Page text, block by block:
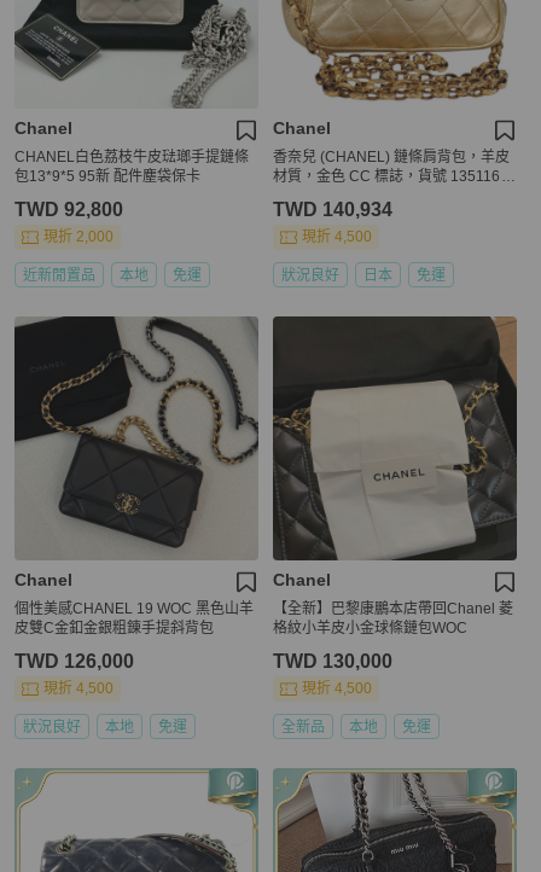
Chanel
CHANEL白色荔枝牛皮琺瑯手提鏈條
包13*9*5 95新 配件塵袋保卡
TWD 92,800
現折 2,000
近新閒置品 本地 免運
Chanel
香奈兒 (CHANEL) 鏈條肩背包，羊皮
材質，金色 CC 標誌，貨號 135116S
TWD 140,934
現折 4,500
狀況良好 日本 免運
Chanel
個性美感CHANEL 19 WOC 黑色山羊
皮雙C金釦金銀粗錬手提斜背包
TWD 126,000
現折 4,500
狀況良好 本地 免運
Chanel
【全新】巴黎康鵬本店帶回Chanel 菱
格紋小羊皮小金球條鏈包WOC
TWD 130,000
現折 4,500
全新品 本地 免運